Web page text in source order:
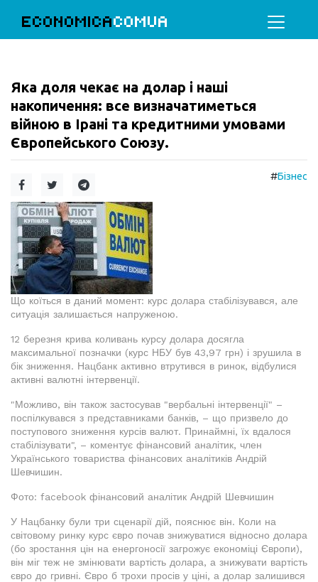
ECONOMICACOMUA
Яка доля чекає на долар і наші
накопичення: все визначатиметься
війною в Ірані та кредитними умовами
Європейського Союзу.
#Бізнес
Що коїться в даний момент: курс долара стабілізувався, але
ситуація залишається напруженою.
12 березня крива коливань курсу долара досягла
максимальної позначки (курс НБУ був 43,97 грн) і зрушила в
бік зниження. Нацбанк активно втрутився в ринок, відбулися
активні валютні інтервенції.
"Можливо, він також застосував "вербальні інтервенції" –
поспілкувався з представниками банків, – що призвело до
поступового зниження курсів валют. Принаймні, їх вдалося
стабілізувати", – коментує фінансовий аналітик, член
Українського товариства фінансових аналітиків Андрій
Шевчишин.
Фото: facebook фінансовий аналітик Андрій Шевчишин
У Нацбанку були три сценарії дій, пояснює він. Коли на
світовому ринку курс євро почав знижуватися відносно долара
(бо зростання цін на енергоносії загрожує економіці Європи),
він міг теж не змінювати вартість долара, а знижувати вартість
євро до гривні. Євро б трохи просів у ціні, а долар залишився